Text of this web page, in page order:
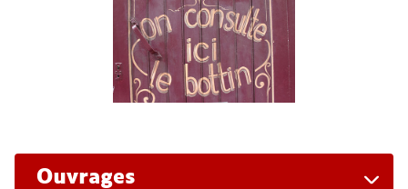
Ouvrages